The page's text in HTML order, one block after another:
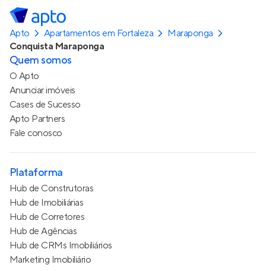
Apto Apartamentos em Fortaleza
Maraponga
Conquista Maraponga
Quem somos
O Apto
Anunciar imóveis
Cases de Sucesso
Apto Partners
Fale conosco
Plataforma
Hub de Construtoras
Hub de Imobiliárias
Hub de Corretores
Hub de Agências
Hub de CRMs Imobiliários
Marketing Imobiliário